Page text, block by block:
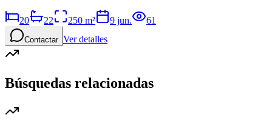
20 22 250 m² 9 jun. 61
Contactar Ver detalles
Búsquedas relacionadas